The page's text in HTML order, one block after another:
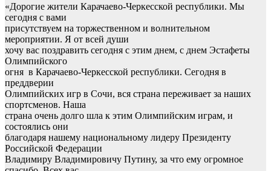
«Дорогие жители Карачаево-Черкесской республики. Мы
сегодня с вами
присутствуем на торжественном и волнительном
мероприятии. Я от всей души
хочу вас поздравить сегодня с этим днем, с днем Эстафеты
Олимпийского
огня в Карачаево-Черкесской республики. Сегодня в
преддверии
Олимпийских игр в Сочи, вся страна переживает за наших
спортсменов. Наша
страна очень долго шла к этим Олимпийским играм, и
состоялись они
благодаря нашему национальному лидеру Президенту
Российской Федерации
Владимиру Владимировичу Путину, за что ему огромное